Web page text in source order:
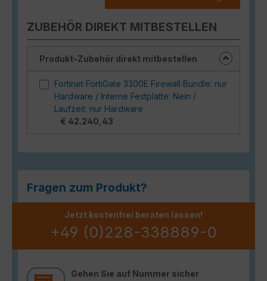
ZUBEHÖR DIREKT MITBESTELLEN
Produkt-Zubehör direkt mitbestellen
Fortinet FortiGate 3300E Firewall Bundle: nur
Hardware / Interne Festplatte: Nein /
Laufzeit: nur Hardware
€ 42.240,43
Fragen zum Produkt?
Jetzt kostenfrei beraten lassen!
+49 (0)228-338889-0
Gehen Sie auf Nummer sicher